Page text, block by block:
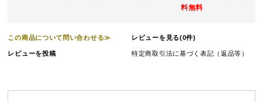
料無料
この商品について問い合わせる≫ レビューを見る(0件)
レビューを投稿 特定商取引法に基づく表記（返品等）